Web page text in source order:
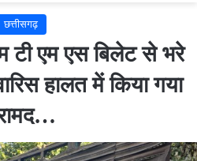
छत्तीसगढ़
टी एम एस बिलेट से भरे
हालत में किया गया